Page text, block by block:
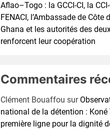
Aflao–Togo : la GCCI-CI, la
FENACI, l’Ambassade de Côte
Ghana et les autorités des
renforcent leur coopération
Commentaires
Clément Bouaffou sur
national de la détention : Koné
première ligne pour la dignité